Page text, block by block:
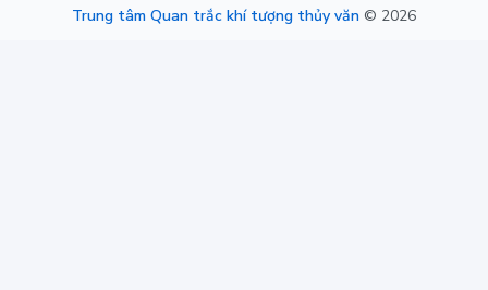
Trung tâm Quan trắc khí tượng thủy văn © 2026